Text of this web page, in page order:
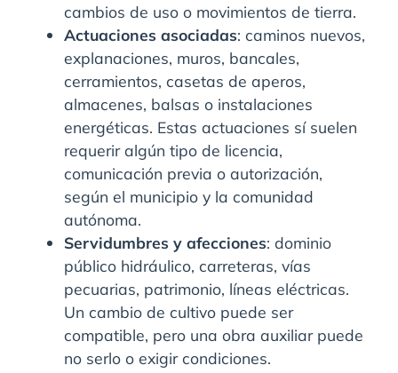
cambios de uso o movimientos de tierra.
Actuaciones asociadas: caminos nuevos,
explanaciones, muros, bancales,
cerramientos, casetas de aperos,
almacenes, balsas o instalaciones
energéticas. Estas actuaciones sí suelen
requerir algún tipo de licencia,
comunicación previa o autorización,
según el municipio y la comunidad
autónoma.
Servidumbres y afecciones: dominio
público hidráulico, carreteras, vías
pecuarias, patrimonio, líneas eléctricas.
Un cambio de cultivo puede ser
compatible, pero una obra auxiliar puede
no serlo o exigir condiciones.